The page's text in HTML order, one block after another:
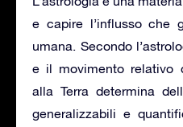
e capire l’influsso che
umana. Secondo
e il movimento relativo
alla Terra determina
generalizzabili e